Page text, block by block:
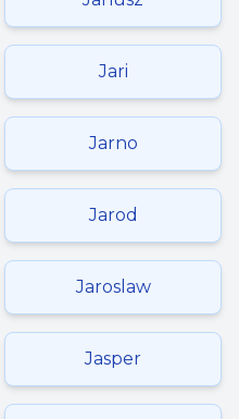
Jari
Jarno
Jarod
Jaroslaw
Jasper